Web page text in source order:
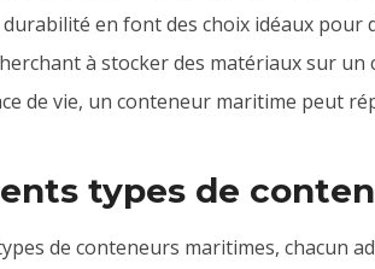
en font des choix idéaux pour
à stocker des matériaux sur
de vie, un conteneur maritime peut
types de
de conteneurs maritimes, chacun